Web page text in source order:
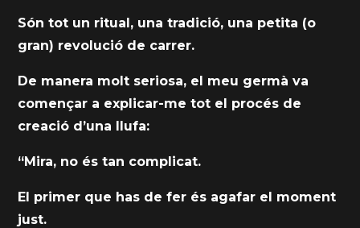
Són tot un ritual, una tradició, una petita (o
gran) revolució de carrer.
De manera molt seriosa, el meu germà va
començar a explicar-me tot el procés de
creació d’una llufa:
“Mira, no és tan complicat.
El primer que has de fer és agafar el moment
just.